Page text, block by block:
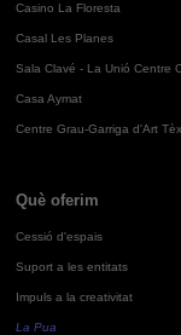
Casino La Floresta
Casal Les Planes
Sala Clavé - La Unió Centre
Casa Aymat
Centre Grau-Garriga d'Art
Què oferim
Cessió d'espais
Suport a les entitats
Impuls a la creativitat
La Pua